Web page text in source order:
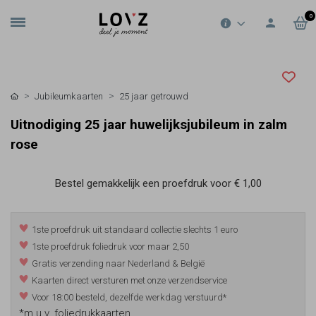
0
Jubileumkaarten 25 jaar getrouwd
Uitnodiging 25 jaar huwelijksjubileum in zalm
rose
Bestel gemakkelijk een proefdruk voor € 1,00
1ste proefdruk uit standaard collectie slechts 1 euro
1ste proefdruk foliedruk voor maar 2,50
Gratis verzending naar Nederland & België
Kaarten direct versturen met onze verzendservice
Voor 18:00 besteld, dezelfde werkdag verstuurd*
*m.u.v. foliedrukkaarten